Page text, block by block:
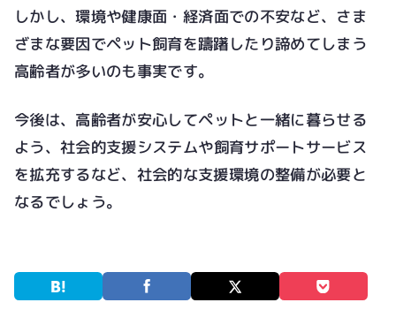
しかし、環境や健康面・経済面での不安など、さま
ざまな要因でペット飼育を躊躇したり諦めてしまう
高齢者が多いのも事実です。
今後は、高齢者が安心してペットと一緒に暮らせる
よう、社会的支援システムや飼育サポートサービス
を拡充するなど、社会的な支援環境の整備が必要と
なるでしょう。